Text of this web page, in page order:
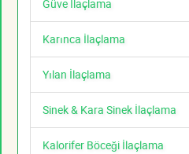
Güve İlaçlama
Karınca İlaçlama
Yılan İlaçlama
Sinek & Kara Sinek İlaçlama
Kalorifer Böceği İlaçlama